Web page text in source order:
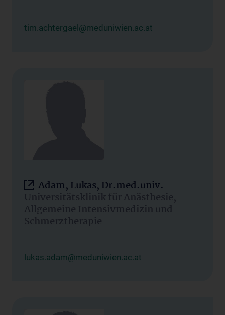
tim.achtergael@meduniwien.ac.at
Adam, Lukas, Dr.med.univ.
Universitätsklinik für Anästhesie,
Allgemeine Intensivmedizin und
Schmerztherapie
lukas.adam@meduniwien.ac.at